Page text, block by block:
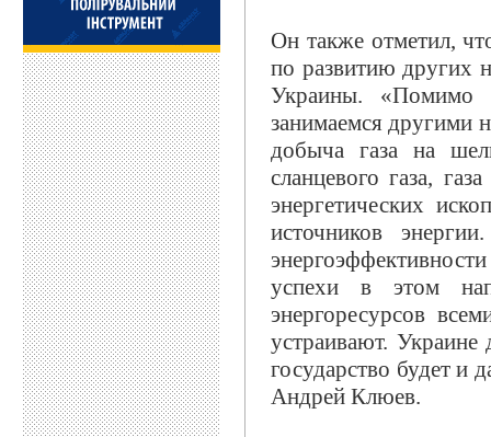
Он также отметил,
по развитию других
Украины. «Помимо
занимаемся другими
добыча газа на
сланцевого газа,
энергетических
источников
успехи в этом
энергоресурсов
устраивают.
государство будет и
Андрей Клюев.